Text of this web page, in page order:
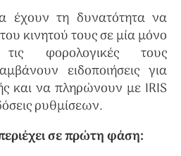
έχουν τη δυνατότητα να
κινητού τους σε μία μόνο
φορολογικές τους
ειδοποιήσεις για
και να πληρώνουν με IRIS
ρυθμίσεων.
σε πρώτη φάση: